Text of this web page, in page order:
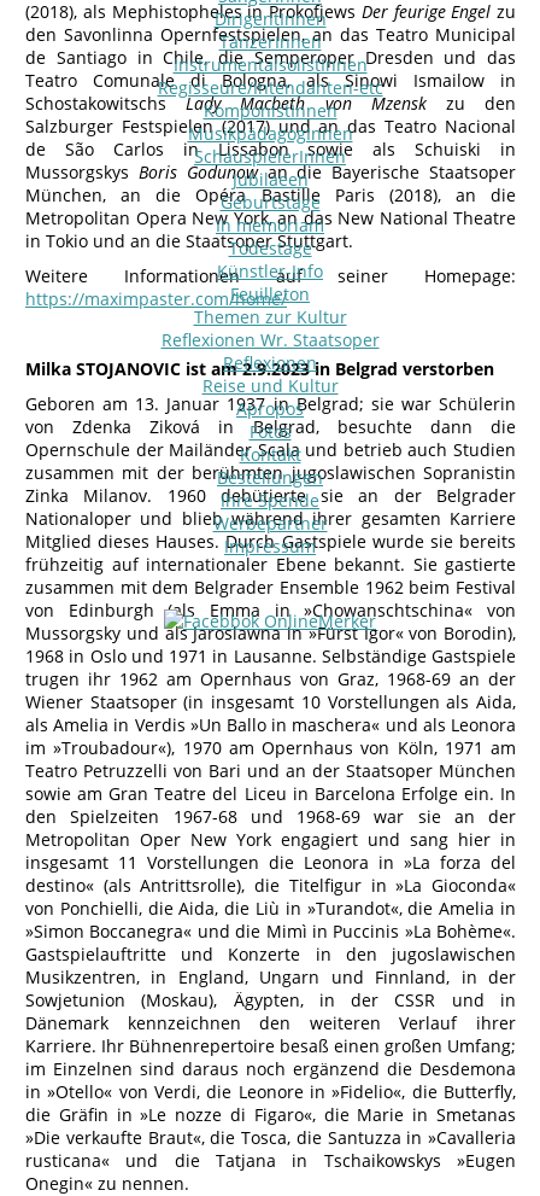
DirigentInnen
TänzerInnen
InstrumentalsolistInnen
Regisseure/Intendanten-etc
KomponistInnen
MusikpädagogInnen
SchauspielerInnen
Jubilaeen
Geburtstage
In memoriam
Todestage
Künstler-Info
Feuilleton
Themen zur Kultur
Reflexionen Wr. Staatsoper
Reflexionen
Reise und Kultur
Apropos
Fotos
Kontakt
Bestellungen
Ihre Spende
Werbepartner
Impressum
(2018), als Mephistopheles in Prokofjews Der feurige Engel zu
den Savonlinna Opernfestspielen, an das Teatro Municipal
de Santiago in Chile, die Semperoper Dresden und das
Teatro Comunale di Bologna, als Sinowi Ismailow in
SchostakowitschsLady Macbeth von Mzenskzu den
Salzburger Festspielen (2017) und an das Teatro Nacional
de São Carlos in Lissabon sowie als Schuiski in
Mussorgskys Boris Godunowan die Bayerische Staatsoper
München, an die Opéra Bastille Paris (2018), an die
Metropolitan Opera New York, an das New National Theatre
in Tokio und an die Staatsoper Stuttgart.
Weitere Informationen auf seiner Homepage:
https://maximpaster.com/home/
Milka STOJANOVIC ist am 2.9.2023 in Belgrad verstorben
Geboren am 13. Januar 1937 in Belgrad; sie war Schülerin
von Zdenka Ziková in Belgrad, besuchte dann die
Opernschule der Mailänder Scala und betrieb auch Studien
zusammen mit der berühmten jugoslawischen Sopranistin
Zinka Milanov. 1960 debütierte sie an der Belgrader
Nationaloper und blieb während ihrer gesamten Karriere
Mitglied dieses Hauses. Durch Gastspiele wurde sie bereits
frühzeitig auf internationaler Ebene bekannt. Sie gastierte
zusammen mit dem Belgrader Ensemble 1962 beim Festival
von Edinburgh (als Emma in »Chowanschtschina« von
Mussorgsky und als Jaroslawna in »Fürst Igor« von Borodin),
1968 in Oslo und 1971 in Lausanne. Selbständige Gastspiele
trugen ihr 1962 am Opernhaus von Graz, 1968-69 an der
Wiener Staatsoper (in insgesamt 10 Vorstellungen als Aida,
als Amelia in Verdis »Un Ballo in maschera« und als Leonora
im »Troubadour«), 1970 am Opernhaus von Köln, 1971 am
Teatro Petruzzelli von Bari und an der Staatsoper München
sowie am Gran Teatre del Liceu in Barcelona Erfolge ein. In
den Spielzeiten 1967-68 und 1968-69 war sie an der
Metropolitan Oper New York engagiert und sang hier in
insgesamt 11 Vorstellungen die Leonora in »La forza del
destino« (als Antrittsrolle), die Titelfigur in »La Gioconda«
von Ponchielli, die Aida, die Liù in »Turandot«, die Amelia in
»Simon Boccanegra« und die Mimì in Puccinis »La Bohème«.
Gastspielauftritte und Konzerte in den jugoslawischen
Musikzentren, in England, Ungarn und Finnland, in der
Sowjetunion (Moskau), Ägypten, in der CSSR und in
Dänemark kennzeichnen den weiteren Verlauf ihrer
Karriere. Ihr Bühnenrepertoire besaß einen großen Umfang;
im Einzelnen sind daraus noch ergänzend die Desdemona
in »Otello« von Verdi, die Leonore in »Fidelio«, die Butterfly,
die Gräfin in »Le nozze di Figaro«, die Marie in Smetanas
»Die verkaufte Braut«, die Tosca, die Santuzza in »Cavalleria
rusticana« und die Tatjana in Tschaikowskys »Eugen
Onegin« zu nennen.